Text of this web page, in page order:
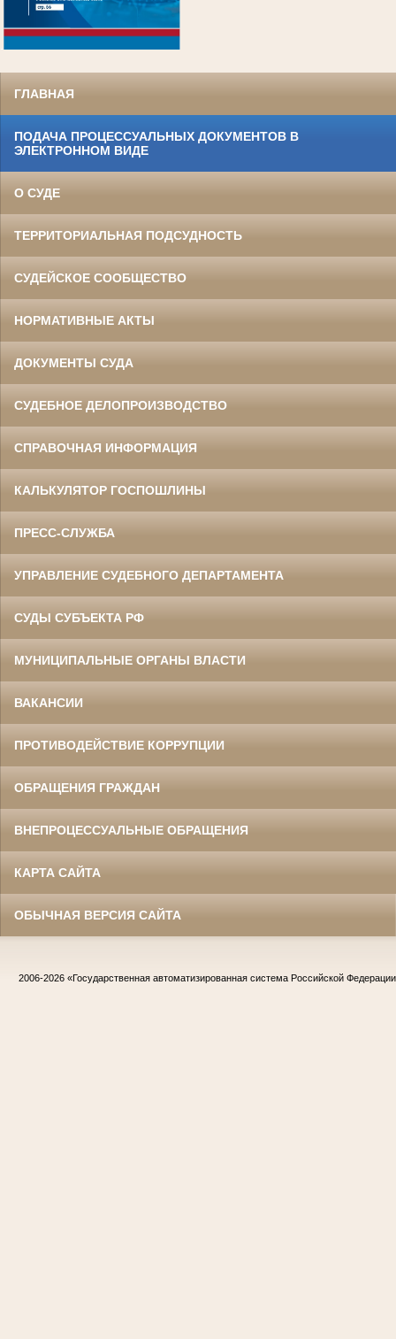
ГЛАВНАЯ
ПОДАЧА ПРОЦЕССУАЛЬНЫХ ДОКУМЕНТОВ В
ЭЛЕКТРОННОМ ВИДЕ
О СУДЕ
ТЕРРИТОРИАЛЬНАЯ ПОДСУДНОСТЬ
СУДЕЙСКОЕ СООБЩЕСТВО
НОРМАТИВНЫЕ АКТЫ
ДОКУМЕНТЫ СУДА
СУДЕБНОЕ ДЕЛОПРОИЗВОДСТВО
СПРАВОЧНАЯ ИНФОРМАЦИЯ
КАЛЬКУЛЯТОР ГОСПОШЛИНЫ
ПРЕСС-СЛУЖБА
УПРАВЛЕНИЕ СУДЕБНОГО ДЕПАРТАМЕНТА
СУДЫ СУБЪЕКТА РФ
МУНИЦИПАЛЬНЫЕ ОРГАНЫ ВЛАСТИ
ВАКАНСИИ
ПРОТИВОДЕЙСТВИЕ КОРРУПЦИИ
ОБРАЩЕНИЯ ГРАЖДАН
ВНЕПРОЦЕССУАЛЬНЫЕ ОБРАЩЕНИЯ
КАРТА САЙТА
ОБЫЧНАЯ ВЕРСИЯ САЙТА
2006-2026 «Государственная автоматизированная система Российской